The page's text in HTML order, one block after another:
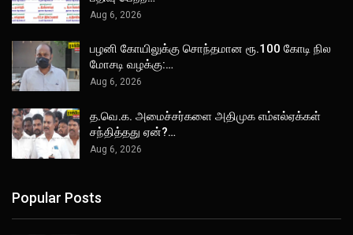
Aug 6, 2026
பழனி கோயிலுக்கு சொந்தமான ரூ.100 கோடி நில
மோசடி வழக்கு:…
Aug 6, 2026
த.வெ.க. அமைச்சர்களை அதிமுக எம்எல்ஏக்கள்
சந்தித்தது ஏன்?…
Aug 6, 2026
Popular Posts